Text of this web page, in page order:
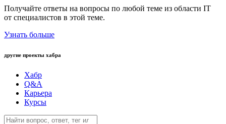
Получайте ответы на вопросы по любой теме из области IT
от специалистов в этой теме.
Узнать больше
другие проекты хабра
Хабр
Q&A
Карьера
Курсы